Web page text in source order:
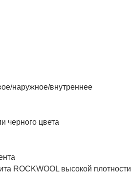
наружное/внутреннее
цвета
высокой плотности